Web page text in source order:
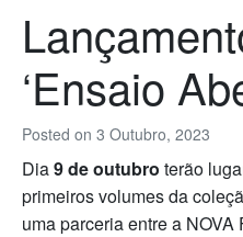
Posted on 3 Outubro, 2023
‘Ensaio
Dia9 de outubro terão
primeiros volumes da
uma parceria entre a